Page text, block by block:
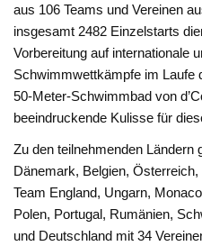
aus 106 Teams und Vereinen
insgesamt 2482 Einzelstarts
Vorbereitung auf internationale
Schwimmwettkämpfe im Laufe
50-Meter-Schwimmbad von
beeindruckende Kulisse für
Zu den teilnehmenden Ländern
Dänemark, Belgien,
Team England, Ungarn,
Polen, Portugal, Rumänien,
und Deutschland mit 34